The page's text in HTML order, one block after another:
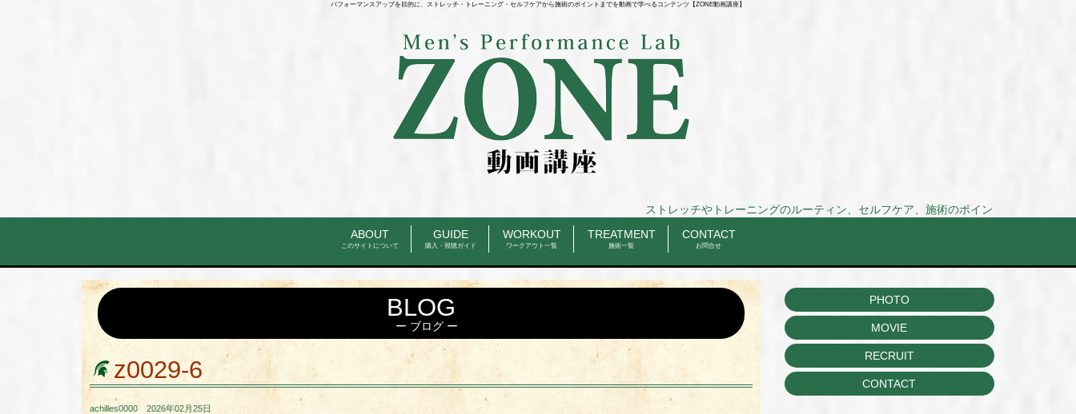
パフォーマンスアップを目的に、ストレッチ・トレーニング・セルフケアから施術のポイントまでを動画で学べるコンテンツ【ZONE動画講座】
ストレッチやトレーニングのルーティン、セルフケア、施術のポイントまでを動画で
ABOUT
このサイトについて
GUIDE
購入・視聴ガイド
WORKOUT
ワークアウト一覧
TREATMENT
施術一覧
CONTACT
お問合せ
BLOG
ブログ
z0029-6
achilles0000 2026年02月25日
PHOTO
MOVIE
RECRUIT
CONTACT